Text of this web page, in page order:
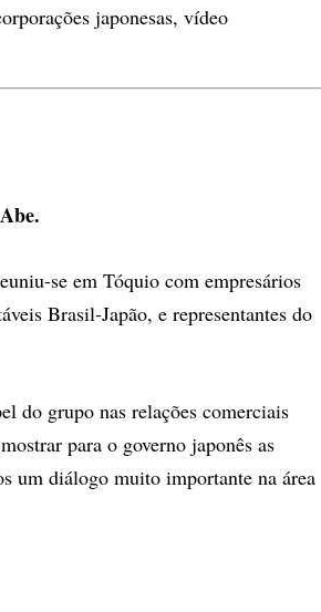
se em Tóquio com empresários
Brasil-Japão, e representantes do
do grupo nas relações comerciais
para o governo japonês as
um diálogo muito importante na área